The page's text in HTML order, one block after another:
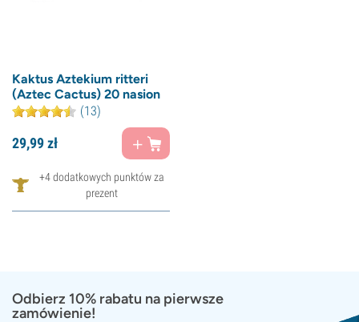
Kaktus Aztekium ritteri
(Aztec Cactus) 20 nasion
(13)
29,99zł
+4 dodatkowych punktów za
prezent
Odbierz 10% rabatu na pierwsze
zamówienie!